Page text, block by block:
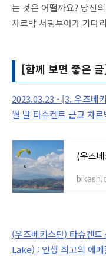
는 것은 어떨까요? 당신
차르박 서핑투어가 기다
[함께 보면 좋은
2023.03.23 - [3. 우즈베
월 말 타슈켄트 근교 차
(우즈베키스탄) 타슈켄
Lake) : 인생 최고의 에